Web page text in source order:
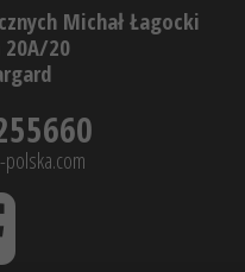
Michał Łagocki
20A/20
polska.com